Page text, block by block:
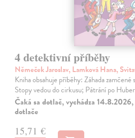
4 detektivní příběhy
Němeček Jaroslav, Lamková Hana,
Kniha obsahuje příběhy: Záhada
Stopy vedou do cirkusu; Pátrání po
Čaká sa dotlač, vychádza
dotlače
15,71 €